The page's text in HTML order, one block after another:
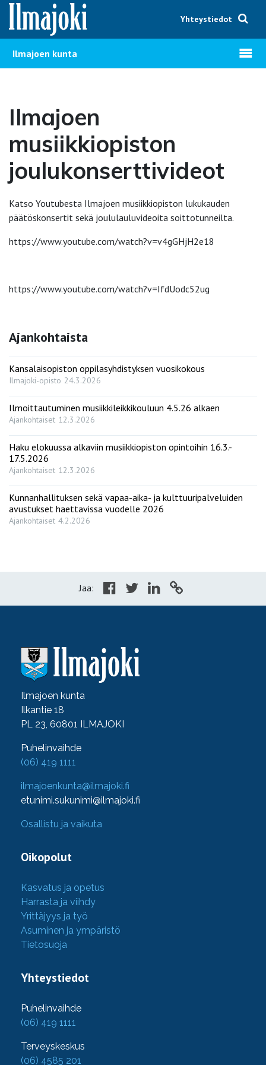
Hyppää sisältöön
Yhteystiedot
Ilmajoen kunta Avaa
Ilmajoen
musiikkiopiston
joulukonserttivideot
Katso Youtubesta Ilmajoen musiikkiopiston lukukauden
päätöskonsertit sekä joululauluvideoita soittotunneilta.
https://www.youtube.com/watch?v=v4gGHjH2e18
https://www.youtube.com/watch?v=IfdUodc52ug
Ajankohtaista
Kansalaisopiston oppilasyhdistyksen vuosikokous
Ilmajoki-opisto 24.3.2026
Ilmoittautuminen musiikkileikkikouluun 4.5.26 alkaen
Ajankohtaiset 12.3.2026
Haku elokuussa alkaviin musiikkiopiston opintoihin 16.3.-
17.5.2026
Ajankohtaiset 12.3.2026
Kunnanhallituksen sekä vapaa-aika- ja kulttuuripalveluiden
avustukset haettavissa vuodelle 2026
Ajankohtaiset 4.2.2026
Jaa:
Ilmajoen kunta
Ilkantie 18
PL 23, 60801 ILMAJOKI
Puhelinvaihde
(06) 419 1111
ilmajoenkunta@ilmajoki.fi
etunimi.sukunimi@ilmajoki.fi
Osallistu ja vaikuta
Oikopolut
Kasvatus ja opetus
Harrasta ja viihdy
Yrittäjyys ja työ
Asuminen ja ympäristö
Tietosuoja
Yhteystiedot
Puhelinvaihde
(06) 419 1111
Terveyskeskus
(06) 4585 201